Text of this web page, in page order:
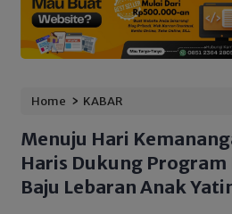
Home › KABAR
Menuju Hari
Haris Dukung Program
Baju Lebaran Anak